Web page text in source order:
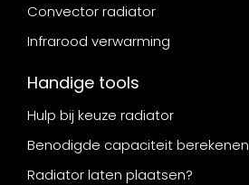
Convector radiator
Infrarood verwarming
Handige tools
Hulp bij keuze radiator
Benodigde capaciteit berekenen
Radiator laten plaatsen?